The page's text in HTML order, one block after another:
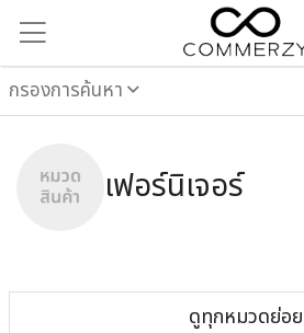
กรองการค้นหา
เฟอร์นิเจอร์
ดูทุกหมวดย่อย